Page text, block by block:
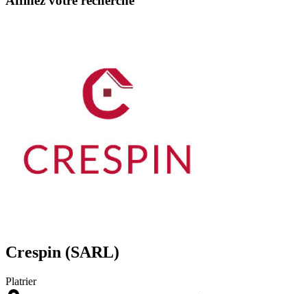
Crespin (SARL)
Platrier